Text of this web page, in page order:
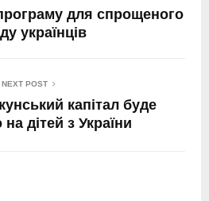
для спрощеного
українців
NEXT POST
капітал буде
дітей з України